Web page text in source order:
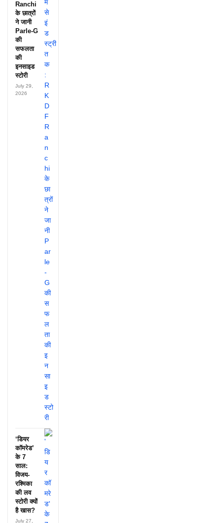
Ranchi
के छात्रों
ने जानी
Parle-G
की
सफलता
की
इनसाइड
स्टोरी
July 29,
2026
‘डियर
कॉमरेड’
के 7
साल:
विजय-
रश्मिका
की लव
स्टोरी क्यों
है खास?
July 27,